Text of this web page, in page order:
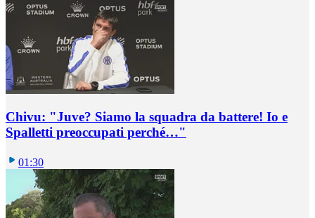
Chivu: "Juve? Siamo la squadra da battere! Io e
Spalletti preoccupati perché…"
01:30